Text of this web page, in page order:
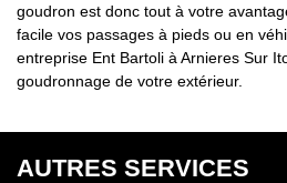
goudron est donc tout à votre
facile vos passages à pieds ou en
entreprise Ent Bartoli à Arnieres Sur
goudronnage de votre extérieur.
AUTRES SERVICES